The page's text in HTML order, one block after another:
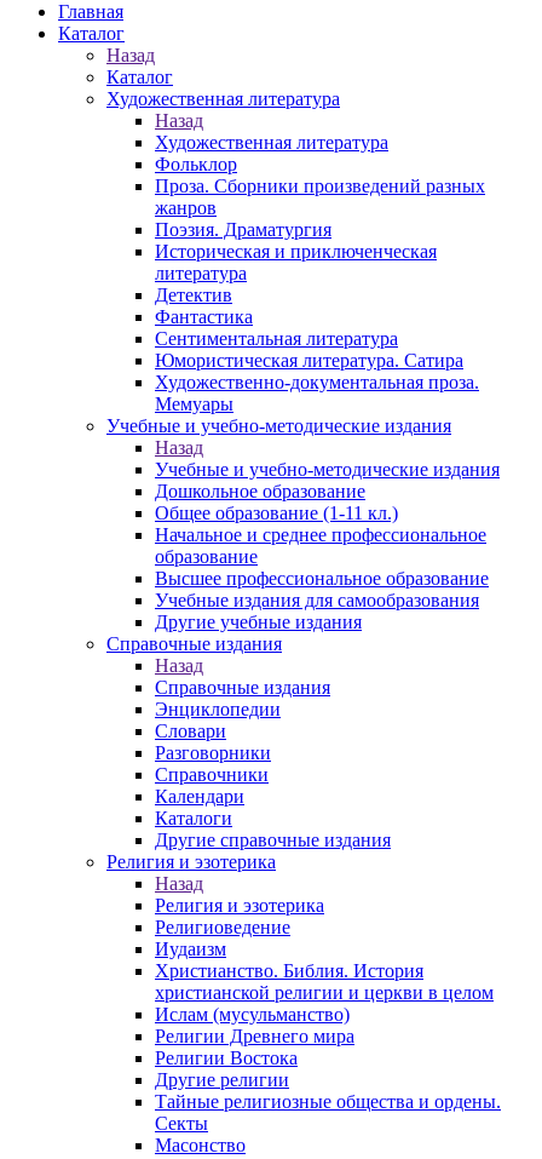
Главная
Каталог
Назад
Каталог
Художественная литература
Назад
Художественная литература
Фольклор
Проза. Сборники произведений разных
жанров
Поэзия. Драматургия
Историческая и приключенческая
литература
Детектив
Фантастика
Сентиментальная литература
Юмористическая литература. Сатира
Художественно-документальная проза.
Мемуары
Учебные и учебно-методические издания
Назад
Учебные и учебно-методические издания
Дошкольное образование
Общее образование (1-11 кл.)
Начальное и среднее профессиональное
образование
Высшее профессиональное образование
Учебные издания для самообразования
Другие учебные издания
Справочные издания
Назад
Справочные издания
Энциклопедии
Словари
Разговорники
Справочники
Календари
Каталоги
Другие справочные издания
Религия и эзотерика
Назад
Религия и эзотерика
Религиоведение
Иудаизм
Христианство. Библия. История
христианской религии и церкви в целом
Ислам (мусульманство)
Религии Древнего мира
Религии Востока
Другие религии
Тайные религиозные общества и ордены.
Секты
Масонство